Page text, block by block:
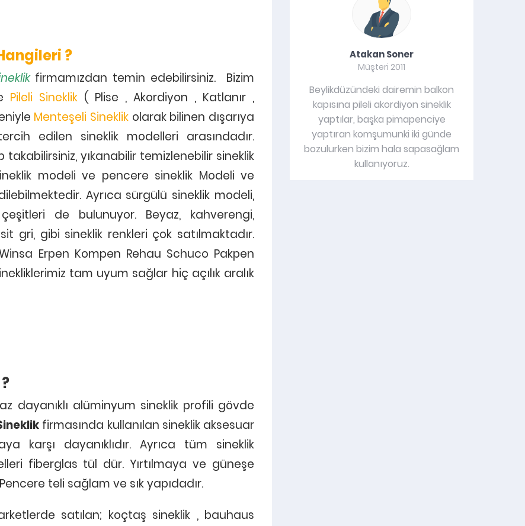
?
firmamızdan temin edebilirsiniz. Bizim
Pileli Sineklik ( Plise , Akordiyon , Katlanır ,
Menteşeli Sineklikolarak bilinen dışarıya
edilen sineklik modelleri arasındadır.
takabilirsiniz, yıkanabilir temizlenebilir sineklik
modeli ve pencere sineklik Modeli ve
Ayrıca sürgülü sineklik modeli,
de bulunuyor. Beyaz, kahverengi,
gri, gibi sineklik renkleri çok satılmaktadır.
Erpen Kompen Rehau Schuco Pakpen
tam uyum sağlar hiç açılık aralık
dayanıklı alüminyum sineklik profili gövde
firmasında kullanılan sineklik aksesuar
karşı dayanıklıdır. Ayrıca tüm sineklik
fiberglas tül dür. Yırtılmaya ve güneşe
teli sağlam ve sık yapıdadır.
satılan; koçtaş sineklik , bauhaus
Selma Aldındağ
Müşteri 2019
sinekliklerini
com a yaptırdık çok
kaldık çok kısa sürede
getirip taktılar sağolsunlar.
penceremiz çok fazla soğuk hava
alıyordu özellikler önden arkalardan
bu siteden halil ustaya ulastık geldi
pencerenin ayarlarını yaptı hiç
sıkıntı kalmadı
Atakan Soner
Müşteri 2011
Beylikdüzündeki dairemin balkon
kapısına pileli akordiyon sineklik
yaptılar, başka pimapenciye
yaptıran komşumunki iki günde
bozulurken bizim hala sapasağlam
kullanıyoruz.